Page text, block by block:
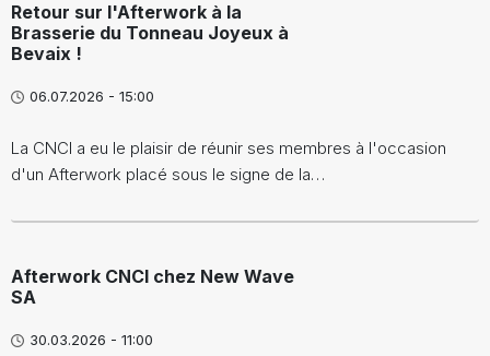
Retour sur l'Afterwork à la
Brasserie du Tonneau Joyeux à
Bevaix !
06.07.2026 - 15:00
La CNCI a eu le plaisir de réunir ses membres à l'occasion
d'un Afterwork placé sous le signe de la…
Afterwork CNCI chez New Wave
SA
30.03.2026 - 11:00